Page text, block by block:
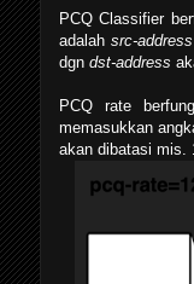
PCQ Classifier
adalah src-address
dgn dst-address
PCQ rate
memasukkan
akan dibatasi mis.